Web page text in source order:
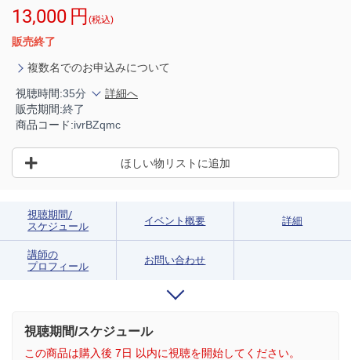
13,000 円 (税込)
販売終了
複数名でのお申込みについて
視聴時間:35分
詳細へ
販売期間:終了
商品コード:ivrBZqmc
ほしい物リストに追加
視聴期間/
スケジュール
イベント概要 詳細
講師の
プロフィール
お問い合わせ
視聴期間/スケジュール
この商品は購入後 7日 以内に視聴を開始してください。